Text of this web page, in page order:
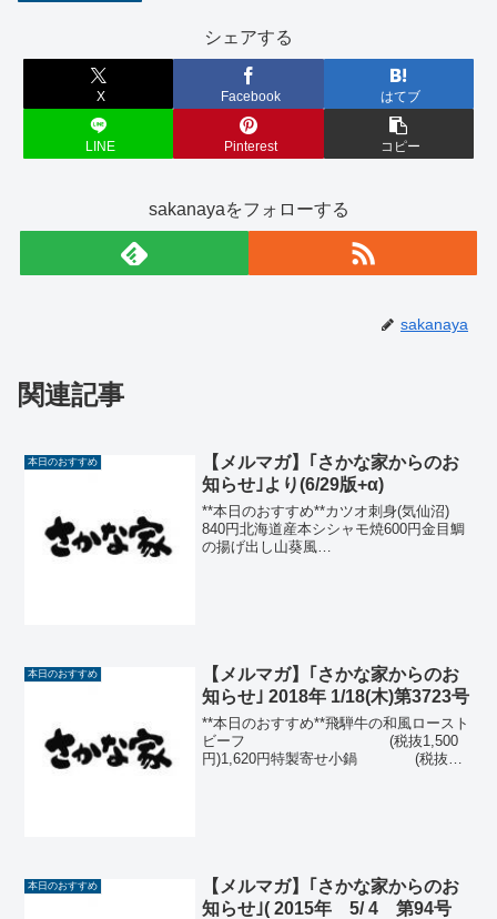
シェアする
X Facebook はてブ
LINE Pinterest コピー
sakanayaをフォローする
sakanaya
関連記事
本日のおすすめ
【メルマガ】｢さかな家からのお
知らせ｣より(6/29版+α)
**本日のおすすめ**カツオ刺身(気仙沼)
840円北海道産本シシャモ焼600円金目鯛
の揚げ出し山葵風
本日のおすすめ
【メルマガ】｢さかな家からのお
知らせ｣ 2018年 1/18(木)第3723号
**本日のおすすめ**飛騨牛の和風ロースト
ビーフ (税抜1,500
円)1,620円特製寄せ小鍋 (税抜
本日のおすすめ
【メルマガ】｢さかな家からのお
知らせ｣( 2015年 5/ 4 第94号